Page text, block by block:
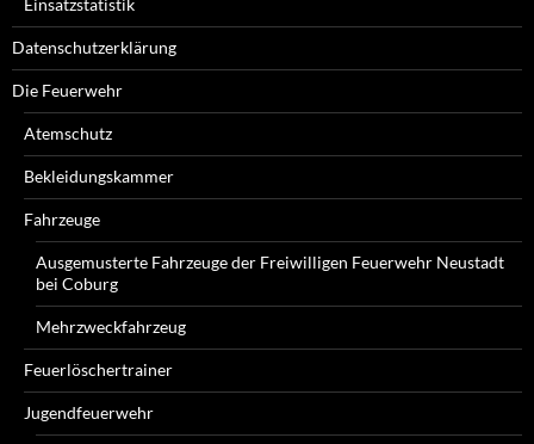
Einsatzstatistik
Datenschutzerklärung
Die Feuerwehr
Atemschutz
Bekleidungskammer
Fahrzeuge
Ausgemusterte Fahrzeuge der Freiwilligen Feuerwehr Neustadt
bei Coburg
Mehrzweckfahrzeug
Feuerlöschertrainer
Jugendfeuerwehr